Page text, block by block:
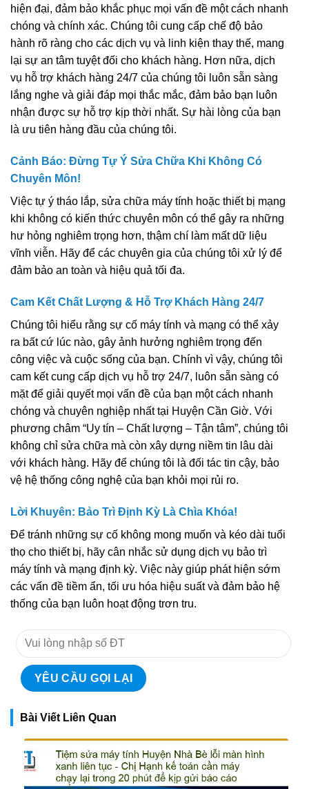
hiện đại, đảm bảo khắc phục mọi vấn đề một cách nhanh
chóng và chính xác. Chúng tôi cung cấp chế độ bảo
hành rõ ràng cho các dịch vụ và linh kiện thay thế, mang
lại sự an tâm tuyệt đối cho khách hàng. Hơn nữa, dịch
vụ hỗ trợ khách hàng 24/7 của chúng tôi luôn sẵn sàng
lắng nghe và giải đáp mọi thắc mắc, đảm bảo bạn luôn
nhận được sự hỗ trợ kịp thời nhất. Sự hài lòng của bạn
là ưu tiên hàng đầu của chúng tôi.
Cảnh Báo: Đừng Tự Ý Sửa Chữa Khi Không Có
Chuyên Môn!
Việc tự ý tháo lắp, sửa chữa máy tính hoặc thiết bị mạng
khi không có kiến thức chuyên môn có thể gây ra những
hư hỏng nghiêm trọng hơn, thậm chí làm mất dữ liệu
vĩnh viễn. Hãy để các chuyên gia của chúng tôi xử lý để
đảm bảo an toàn và hiệu quả tối đa.
Cam Kết Chất Lượng & Hỗ Trợ Khách Hàng 24/7
Chúng tôi hiểu rằng sự cố máy tính và mạng có thể xảy
ra bất cứ lúc nào, gây ảnh hưởng nghiêm trọng đến
công việc và cuộc sống của bạn. Chính vì vậy, chúng tôi
cam kết cung cấp dịch vụ hỗ trợ 24/7, luôn sẵn sàng có
mặt để giải quyết mọi vấn đề của bạn một cách nhanh
chóng và chuyên nghiệp nhất tại Huyện Cần Giờ. Với
phương châm “Uy tín – Chất lượng – Tận tâm”, chúng tôi
không chỉ sửa chữa mà còn xây dựng niềm tin lâu dài
với khách hàng. Hãy để chúng tôi là đối tác tin cậy, bảo
vệ hệ thống công nghệ của bạn khỏi mọi rủi ro.
Lời Khuyên: Bảo Trì Định Kỳ Là Chìa Khóa!
Để tránh những sự cố không mong muốn và kéo dài tuổi
thọ cho thiết bị, hãy cân nhắc sử dụng dịch vụ bảo trì
máy tính và mạng định kỳ. Việc này giúp phát hiện sớm
các vấn đề tiềm ẩn, tối ưu hóa hiệu suất và đảm bảo hệ
thống của bạn luôn hoạt động trơn tru.
Bài Viết Liên Quan